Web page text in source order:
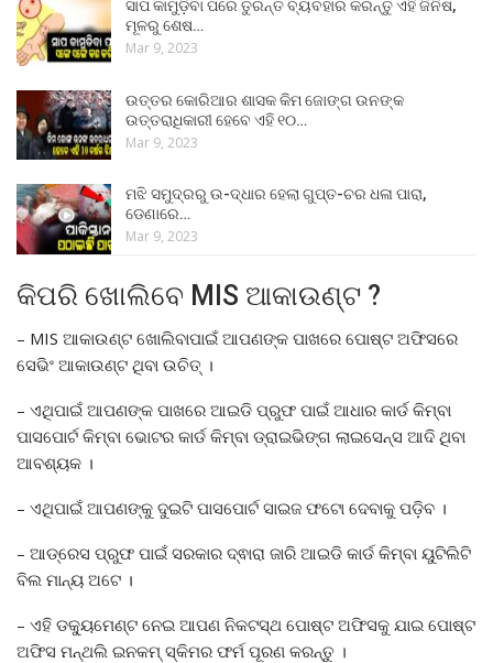
ସାପ କାମୁଡ଼ିବା ପରେ ତୁରନ୍ତ ବ୍ୟବହାର କରନ୍ତୁ ଏହି ଜିନିଷ,
ମୂଳରୁ ଶେଷ…
Mar 9, 2023
ଉତ୍ତର କୋରିଆର ଶାସକ କିମ ଜୋଙ୍ଗ ଉନଙ୍କ
ଉତ୍ତରାଧିକାରୀ ହେବେ ଏହି ୧୦…
Mar 9, 2023
ମଝି ସମୁଦ୍ରରୁ ଉ-ଦ୍ଧାର ହେଲା ଗୁପ୍ତ-ଚର ଧଳା ପାରା,
ଡେଣାରେ…
Mar 9, 2023
କିପରି ଖୋଲିବେ MIS ଆକାଉଣ୍ଟ ?
– MIS ଆକାଉଣ୍ଟ ଖୋଲିବାପାଇଁ ଆପଣଙ୍କ ପାଖରେ ପୋଷ୍ଟ ଅଫିସରେ
ସେଭିଂ ଆକାଉଣ୍ଟ ଥିବା ଉଚିତ୍ ।
– ଏଥିପାଇଁ ଆପଣଙ୍କ ପାଖରେ ଆଇଡି ପ୍ରୁଫ ପାଇଁ ଆଧାର କାର୍ଡ କିମ୍ବା
ପାସପୋର୍ଟ କିମ୍ବା ଭୋଟର କାର୍ଡ କିମ୍ବା ଡ୍ରାଇଭିଙ୍ଗ ଲାଇସେନ୍ସ ଆଦି ଥିବା
ଆବଶ୍ୟକ ।
– ଏଥିପାଇଁ ଆପଣଙ୍କୁ ଦୁଇଟି ପାସପୋର୍ଟ ସାଇଜ ଫଟୋ ଦେବାକୁ ପଡ଼ିବ ।
– ଆଡ୍ରେସ ପ୍ରୁଫ ପାଇଁ ସରକାର ଦ୍ଵାରା ଜାରି ଆଇଡି କାର୍ଡ କିମ୍ବା ୟୁଟିଲିଟି
ବିଲ ମାନ୍ୟ ଅଟେ ।
– ଏହି ଡକ୍ୟୁମେଣ୍ଟ ନେଇ ଆପଣ ନିକଟସ୍ଥ ପୋଷ୍ଟ ଅଫିସକୁ ଯାଇ ପୋଷ୍ଟ
ଅଫିସ ମନ୍ଥଲି ଇନକମ୍ ସ୍କିମର ଫର୍ମ ପୂରଣ କରନ୍ତୁ ।